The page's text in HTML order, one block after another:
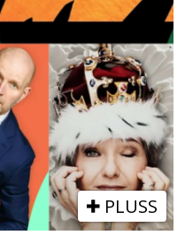
PLUSS